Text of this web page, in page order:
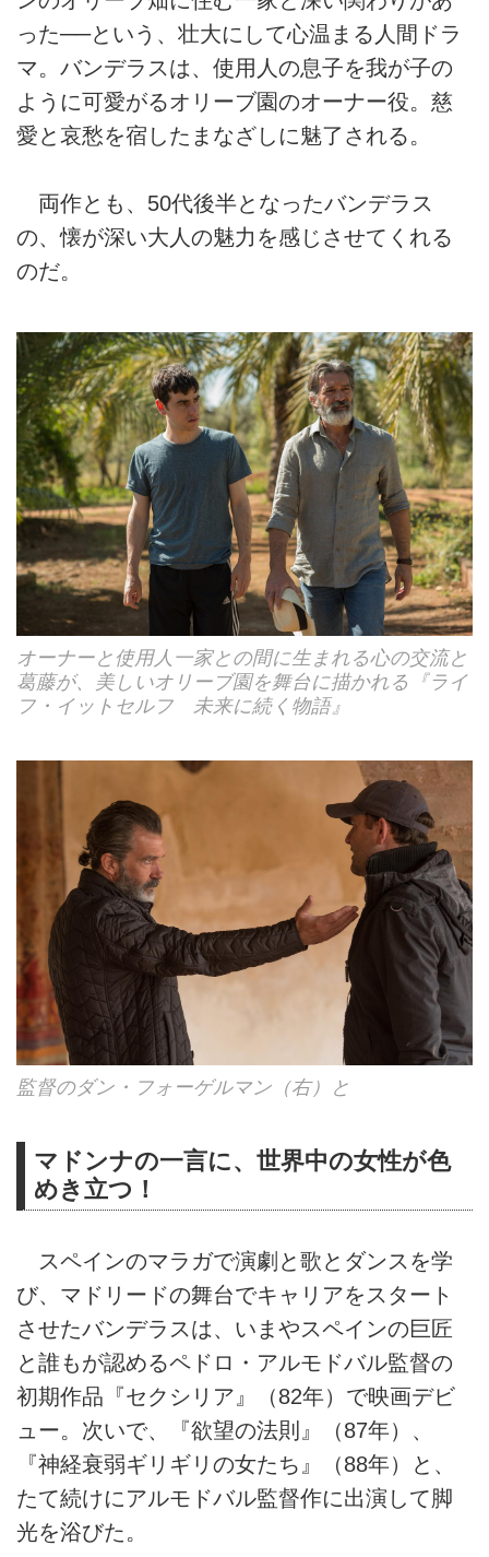
った──という、壮大にして心温まる人間ドラ
マ。バンデラスは、使用人の息子を我が子の
ように可愛がるオリーブ園のオーナー役。慈
愛と哀愁を宿したまなざしに魅了される。
両作とも、50代後半となったバンデラス
の、懐が深い大人の魅力を感じさせてくれる
のだ。
オーナーと使用人一家との間に生まれる心の交流と
葛藤が、美しいオリーブ園を舞台に描かれる『ライ
フ・イットセルフ 未来に続く物語』
監督のダン・フォーゲルマン（右）と
マドンナの一言に、世界中の女性が色
めき立つ！
スペインのマラガで演劇と歌とダンスを学
び、マドリードの舞台でキャリアをスタート
させたバンデラスは、いまやスペインの巨匠
と誰もが認めるペドロ・アルモドバル監督の
初期作品『セクシリア』（82年）で映画デビ
ュー。次いで、『欲望の法則』（87年）、
『神経衰弱ギリギリの女たち』（88年）と、
たて続けにアルモドバル監督作に出演して脚
光を浴びた。